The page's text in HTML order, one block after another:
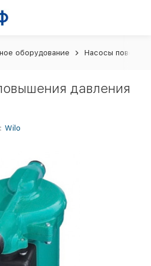
оборудование Насосы
давления
Wilo